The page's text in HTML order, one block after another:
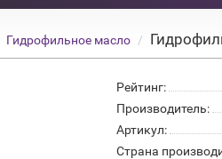
Гидрофильное масло
Рейтинг:
Производитель:
Артикул:
Страна